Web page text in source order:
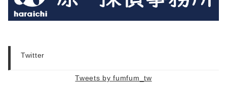
Twitter
Tweets by fumfum_tw